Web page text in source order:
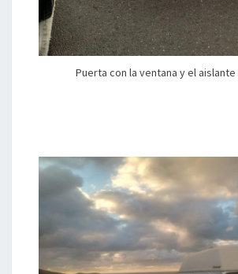
Puerta con la ventana y el